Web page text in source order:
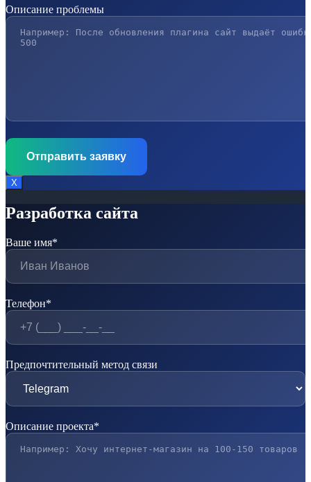
Описание проблемы
Х
Разработка сайта
Ваше имя*
Телефон*
Предпочтительный метод связи
Описание проекта*